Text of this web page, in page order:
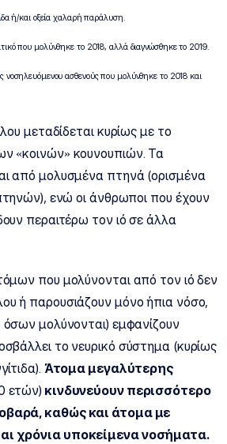
ή/και οξεία χαλαρή παράλυση.
που μολύνθηκε το 2018, αλλά διαγνώσθηκε το 2019.
νοσηλευόμενου ασθενούς που μολύνθηκε το 2018 και
μεταδίδεται κυρίως με το
«κοινών» κουνουπιών. Τα
από μολυσμένα πτηνά (ορισμένα
ενώ οι άνθρωποι που έχουν
περαιτέρω τον ιό σε άλλα
που μολύνονται από τον ιό δεν
ή παρουσιάζουν μόνο ήπια νόσο,
μολύνονται) εμφανίζουν
το νευρικό σύστημα (κυρίως
Άτομα μεγαλύτερης
ετών) κινδυνεύουν περισσότερο
καθώς και άτομα με
χρόνια υποκείμενα νοσήματα.